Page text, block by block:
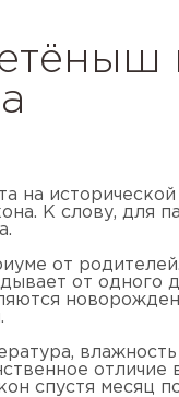
на
К слову, для
от
от
спустя месяц